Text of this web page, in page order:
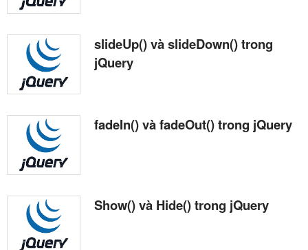
slideUp() và slideDown() trong
jQuery
fadeIn() và fadeOut() trong jQuery
Show() và Hide() trong jQuery